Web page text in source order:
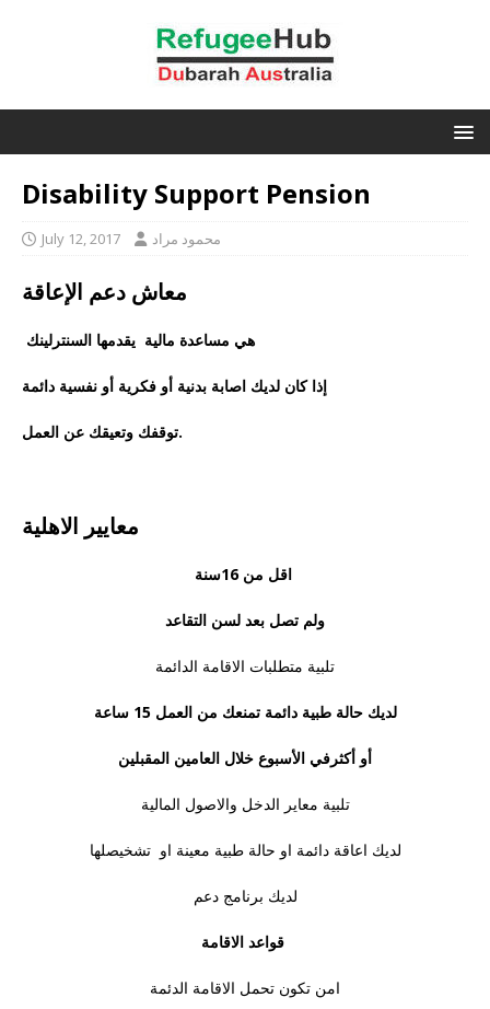
Disability Support Pension
July 12, 2017 محمود مراد
معاش دعم الإعاقة
هي مساعدة مالية يقدمها السنترلينك
إذا كان لديك اصابة بدنية أو فكرية أو نفسية دائمة
توقفك وتعيقك عن العمل.
معايير الاهلية
اقل من 16سنة
ولم تصل بعد لسن التقاعد
تلبية متطلبات الاقامة الدائمة
لديك حالة طبية دائمة تمنعك من العمل 15 ساعة
أو أكثر في الأسبوع خلال العامين المقبلين
تلبية معاير الدخل والاصول المالية
لديك اعاقة دائمة او حالة طبية معينة او تشخيصلها
لديك برنامج دعم
امن تكون تحمل الاقامة الدئمة